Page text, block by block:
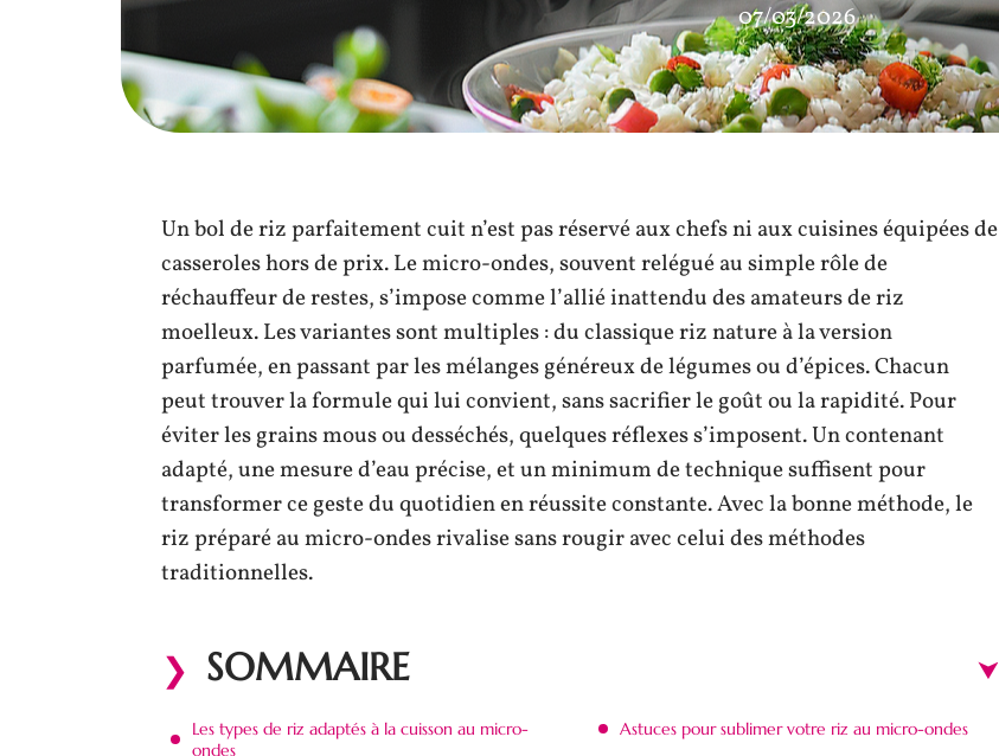
07/03/2026
Un bol de riz parfaitement cuit n’est pas réservé aux chefs ni aux cuisines équipées de
casseroles hors de prix. Le micro-ondes, souvent relégué au simple rôle de
réchauffeur de restes, s’impose comme l’allié inattendu des amateurs de riz
moelleux. Les variantes sont multiples : du classique riz nature à la version
parfumée, en passant par les mélanges généreux de légumes ou d’épices. Chacun
peut trouver la formule qui lui convient, sans sacrifier le goût ou la rapidité. Pour
éviter les grains mous ou desséchés, quelques réflexes s’imposent. Un contenant
adapté, une mesure d’eau précise, et un minimum de technique suffisent pour
transformer ce geste du quotidien en réussite constante. Avec la bonne méthode, le
riz préparé au micro-ondes rivalise sans rougir avec celui des méthodes
traditionnelles.
SOMMAIRE
Les types de riz adaptés à la cuisson au micro-
ondes
Astuces pour sublimer votre riz au micro-ondes